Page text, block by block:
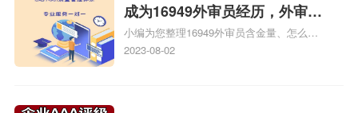
成为16949外审员经历，外审员
16949
小编为您整理16949外审员含金量、怎么才
能成为注册的TS16949:2009的外审员、我
2023-08-02